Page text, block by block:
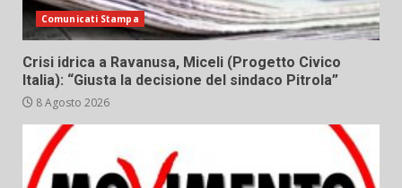
Comunicati Stampa
Crisi idrica a Ravanusa, Miceli (Progetto Civico
Italia): “Giusta la decisione del sindaco Pitrola”
8 Agosto 2026